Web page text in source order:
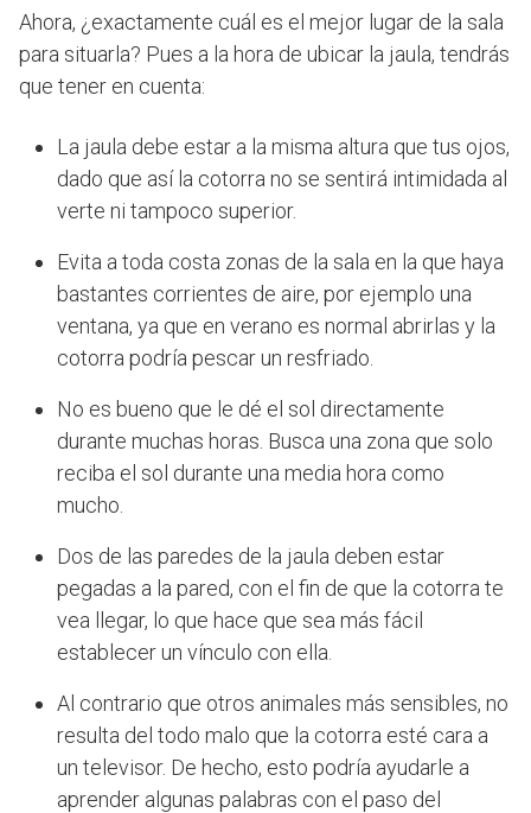
Ahora, ¿exactamente cuál es el mejor lugar de la sala
para situarla? Pues a la hora de ubicar la jaula, tendrás
que tener en cuenta:
La jaula debe estar a la misma altura que tus ojos,
dado que así la cotorra no se sentirá intimidada al
verte ni tampoco superior.
Evita a toda costa zonas de la sala en la que haya
bastantes corrientes de aire, por ejemplo una
ventana, ya que en verano es normal abrirlas y la
cotorra podría pescar un resfriado.
No es bueno que le dé el sol directamente
durante muchas horas. Busca una zona que solo
reciba el sol durante una media hora como
mucho.
Dos de las paredes de la jaula deben estar
pegadas a la pared, con el fin de que la cotorra te
vea llegar, lo que hace que sea más fácil
establecer un vínculo con ella.
Al contrario que otros animales más sensibles, no
resulta del todo malo que la cotorra esté cara a
un televisor. De hecho, esto podría ayudarle a
aprender algunas palabras con el paso del